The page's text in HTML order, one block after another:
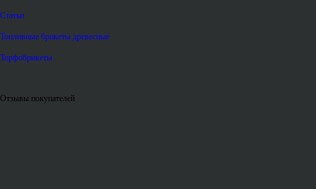
Статьи
Топливные брикеты древесные
Торфобрикеты
Отзывы покупателей